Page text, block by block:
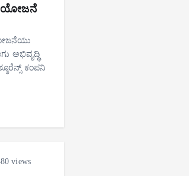
ಯೋಜನೆ
ಅಭಿವೃದ್ಧಿ
ಕಂಪನಿ
views